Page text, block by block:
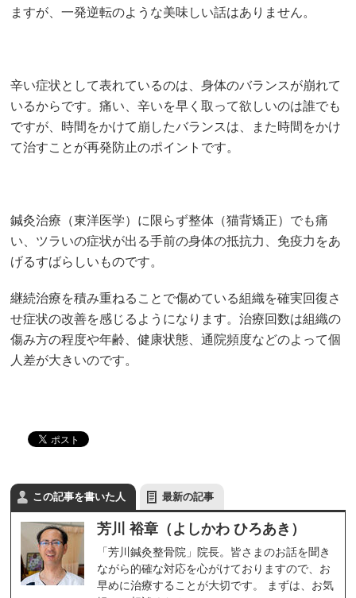
ますが、一発逆転のような美味しい話はありません。
辛い症状として表れているのは、身体のバランスが崩れて
いるからです。痛い、辛いを早く取って欲しいのは誰でも
ですが、時間をかけて崩したバランスは、また時間をかけ
て治すことが再発防止のポイントです。
鍼灸治療（東洋医学）に限らず整体（猫背矯正）でも痛
い、ツラいの症状が出る手前の身体の抵抗力、免疫力をあ
げるすばらしいものです。
継続治療を積み重ねることで傷めている組織を確実回復さ
せ症状の改善を感じるようになります。治療回数は組織の
傷み方の程度や年齢、健康状態、通院頻度などのよって個
人差が大きいのです。
この記事を書いた人 最新の記事
芳川 裕章（よしかわ ひろあき）
「芳川鍼灸整骨院」院長。皆さまのお話を聞き
ながら的確な対応を心がけておりますので、お
早めに治療することが大切です。 まずは、お気